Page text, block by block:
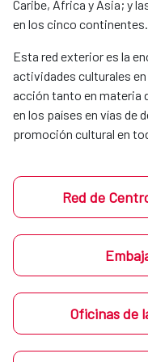
Caribe, África y Asia; y
en los cinco continentes.
Esta red exterior es la
actividades culturales
acción tanto en materia
en los países en vías de
promoción cultural en
Red de
Oficinas de